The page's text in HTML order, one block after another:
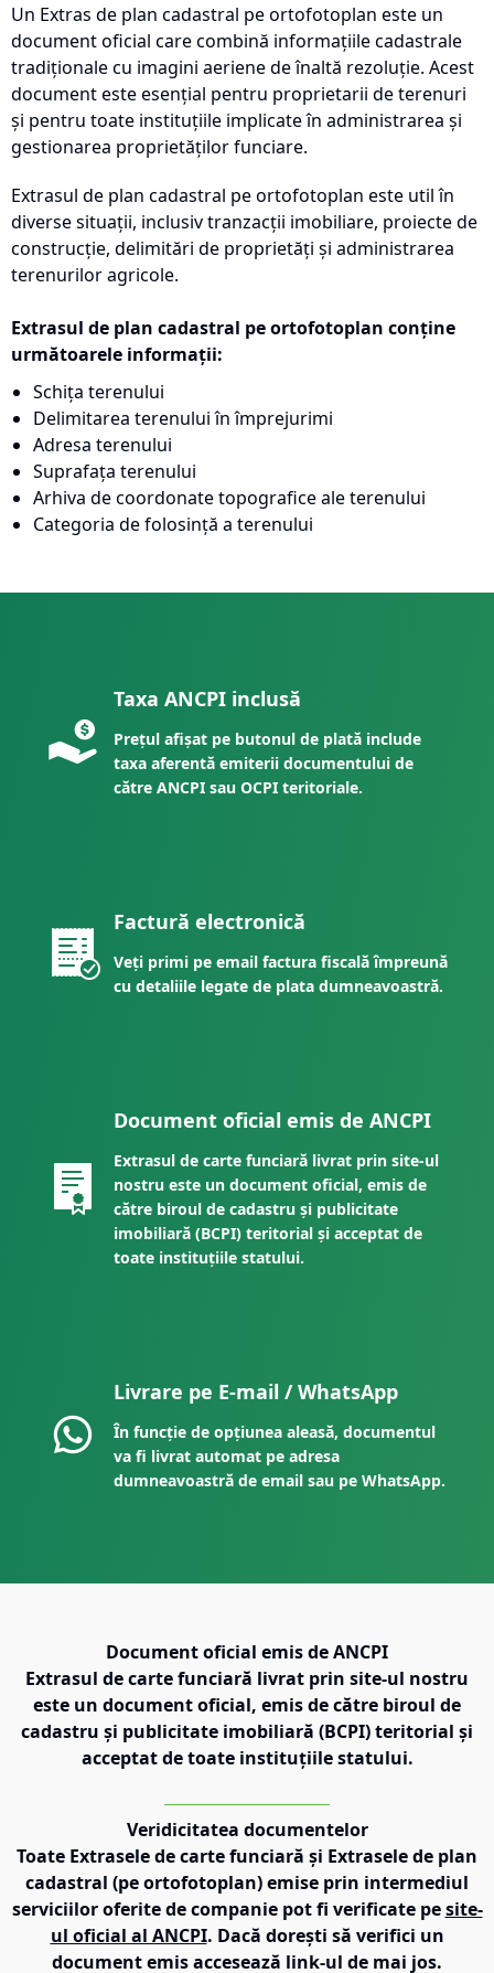
Un Extras de plan cadastral pe ortofotoplan este un
document oficial care combină informațiile cadastrale
tradiționale cu imagini aeriene de înaltă rezoluție. Acest
document este esențial pentru proprietarii de terenuri
și pentru toate instituțiile implicate în administrarea și
gestionarea proprietăților funciare.
Extrasul de plan cadastral pe ortofotoplan este util în
diverse situații, inclusiv tranzacții imobiliare, proiecte de
construcție, delimitări de proprietăți și administrarea
terenurilor agricole.
Extrasul de plan cadastral pe ortofotoplan conține
următoarele informații:
Schița terenului
Delimitarea terenului în împrejurimi
Adresa terenului
Suprafața terenului
Arhiva de coordonate topografice ale terenului
Categoria de folosință a terenului
Taxa ANCPI inclusă
Prețul afișat pe butonul de plată include
taxa aferentă emiterii documentului de
către ANCPI sau OCPI teritoriale.
Factură electronică
Veți primi pe email factura fiscală împreună
cu detaliile legate de plata dumneavoastră.
Document oficial emis de ANCPI
Extrasul de carte funciară livrat prin site-ul
nostru este un document oficial, emis de
către biroul de cadastru și publicitate
imobiliară (BCPI) teritorial și acceptat de
toate instituțiile statului.
Livrare pe E-mail / WhatsApp
În funcție de opțiunea aleasă, documentul
va fi livrat automat pe adresa
dumneavoastră de email sau pe WhatsApp.
Document oficial emis de ANCPI
Extrasul de carte funciară livrat prin site-ul nostru
este un document oficial, emis de către biroul de
cadastru și publicitate imobiliară (BCPI) teritorial și
acceptat de toate instituțiile statului.
Veridicitatea documentelor
Toate Extrasele de carte funciară și Extrasele de plan
cadastral (pe ortofotoplan) emise prin intermediul
serviciilor oferite de companie pot fi verificate pe site-
ul oficial al ANCPI. Dacă dorești să verifici un
document emis accesează link-ul de mai jos.